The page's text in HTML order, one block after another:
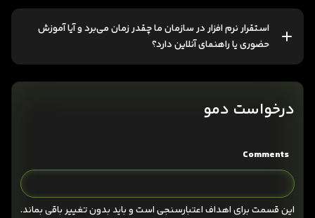
استقرار نرم‌ افزار در سازمان ما چقدر زمان می‌برد و آیا آموزش
حضوری یا راهنمای آنلاین دارد؟
درخواست دمو
Comments
این قسمت برای اهداف اعتبارسنجی است و باید بدون تغییر باقی بماند.